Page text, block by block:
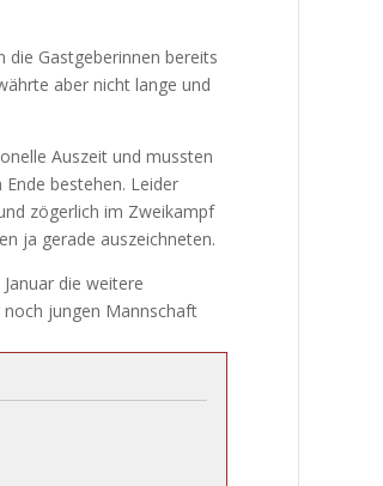
die Gastgeberinnen bereits
aber nicht lange und
Auszeit und mussten
bestehen. Leider
zögerlich im Zweikampf
ja gerade auszeichneten.
die weitere
noch jungen Mannschaft